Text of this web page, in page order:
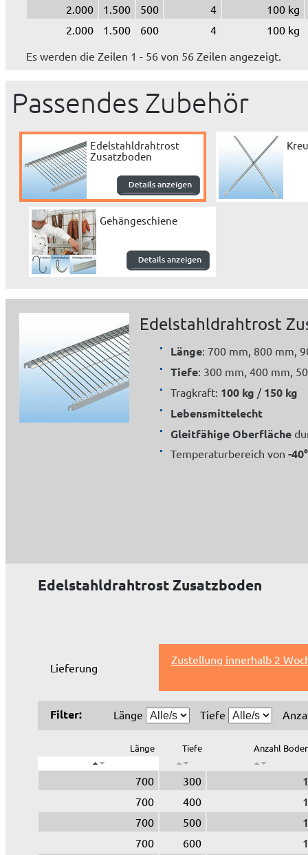
2.000
1.500 500 4
100 kg
2.000
1.500 600 4
100 kg
Es werden die Zeilen 1 - 56 von 56 Zeilen angezeigt.
Passendes Zubehör
Edelstahldrahtrost
Zusatzboden
Gehängeschiene
Edelstahldrahtrost
Länge: 700 mm, 800 mm,
Tiefe: 300 mm, 400 mm,
Tragkraft: 100 kg /150 kg
Lebensmittelecht
Gleitfähige Oberfläche
Temperaturbereich von -
Edelstahldrahtrost Zusatzboden
Lieferung
Zustellung innerhalb 2
Filter: Länge Tiefe
Länge Tiefe Anzahl
700 300
1
700
400
1
700
500
1
700
600
1